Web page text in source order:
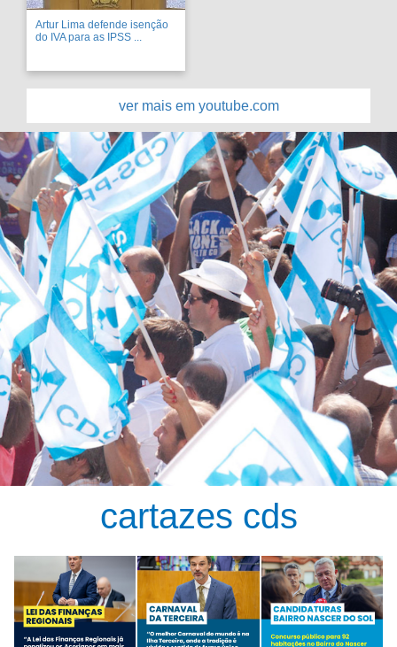
Artur Lima defende isenção
do IVA para as IPSS ...
ver mais em youtube.com
cartazes cds